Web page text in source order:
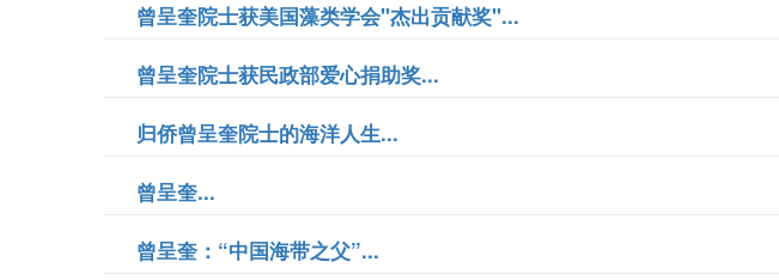
曾呈奎院士获美国藻类学会"杰出贡献奖"...
曾呈奎院士获民政部爱心捐助奖...
归侨曾呈奎院士的海洋人生...
曾呈奎...
曾呈奎：“中国海带之父”...